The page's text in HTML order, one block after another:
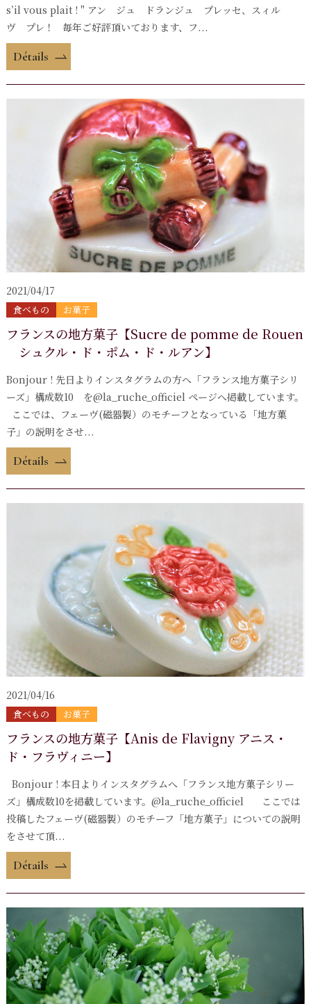
s’il vous plait ! " アン ジュ ドランジュ プレッセ、スィル
ヴ プレ！ 毎年ご好評頂いております、フ...
Détails
2021/04/17
食べもの お菓子
フランスの地方菓子【Sucre de pomme de Rouen
シュクル・ド・ポム・ド・ルアン】
Bonjour ! 先日よりインスタグラムの方へ「フランス地方菓子シリ
ーズ」構成数10 を@la_ruche_officiel ページへ掲載しています。
ここでは、フェーヴ(磁器製）のモチーフとなっている「地方菓
子」の説明をさせ...
Détails
2021/04/16
食べもの お菓子
フランスの地方菓子【Anis de Flavigny アニス・
ド・フラヴィニー】
Bonjour ! 本日よりインスタグラムへ「フランス地方菓子シリー
ズ」構成数10を掲載しています。@la_ruche_officiel ここでは
投稿したフェーヴ(磁器製）のモチーフ「地方菓子」についての説明
をさせて頂...
Détails